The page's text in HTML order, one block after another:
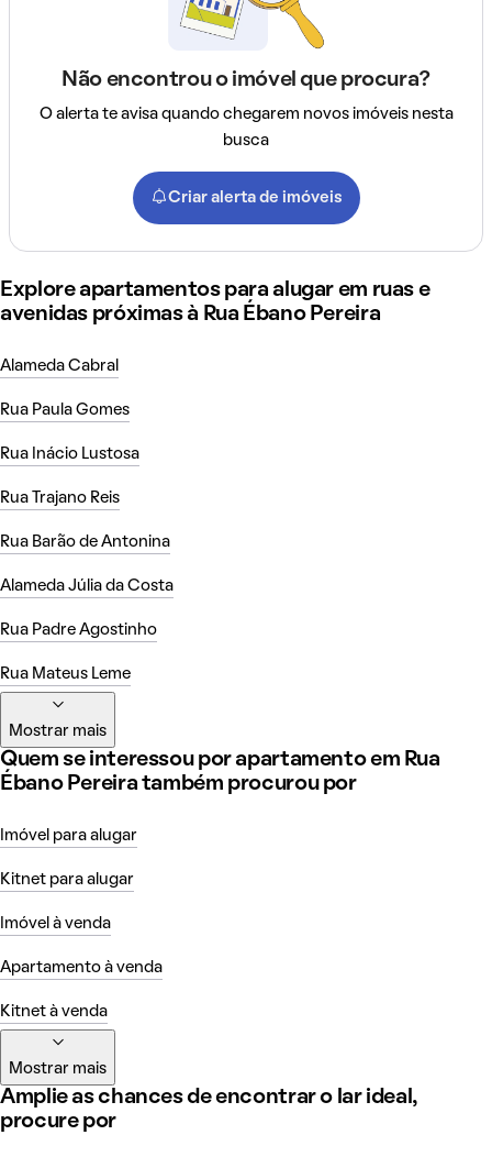
Não encontrou o imóvel que procura?
O alerta te avisa quando chegarem novos imóveis nesta
busca
Criar alerta de imóveis
Explore apartamentos para alugar em ruas e
avenidas próximas à Rua Ébano Pereira
Alameda Cabral
Rua Paula Gomes
Rua Inácio Lustosa
Rua Trajano Reis
Rua Barão de Antonina
Alameda Júlia da Costa
Rua Padre Agostinho
Rua Mateus Leme
Mostrar mais
Quem se interessou por apartamento em Rua
Ébano Pereira também procurou por
Imóvel para alugar
Kitnet para alugar
Imóvel à venda
Apartamento à venda
Kitnet à venda
Mostrar mais
Amplie as chances de encontrar o lar ideal,
procure por